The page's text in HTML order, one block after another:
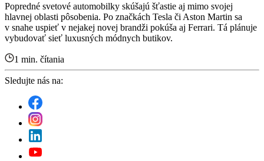
Popredné svetové automobilky skúšajú šťastie aj mimo svojej
hlavnej oblasti pôsobenia. Po značkách Tesla či Aston Martin sa
v snahe uspieť v nejakej novej brandži pokúša aj Ferrari. Tá plánuje
vybudovať sieť luxusných módnych butikov.
1 min. čítania
Sledujte nás na: